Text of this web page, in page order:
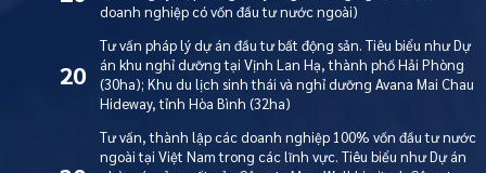
doanh nghiệp có vốn đầu tư nước ngoài)
20
Tư vấn pháp lý dự án đầu tư bất động sản. Tiêu biểu như Dự
án khu nghỉ dưỡng tại Vịnh Lan Hạ, thành phố Hải Phòng
(30ha); Khu du lịch sinh thái và nghỉ dưỡng Avana Mai Chau
Hideway, tỉnh Hòa Bình (32ha)
Tư vấn, thành lập các doanh nghiệp 100% vốn đầu tư nước
ngoài tại Việt Nam trong các lĩnh vực. Tiêu biểu như Dự án